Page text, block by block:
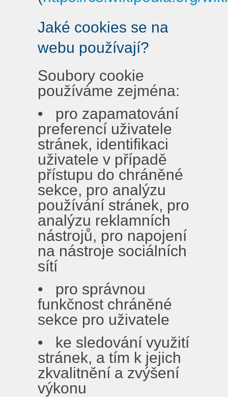
Jaké cookies se na
webu používají?
Soubory cookie
používáme zejména:
• pro zapamatování
preferencí uživatele
stránek, identifikaci
uživatele v případě
přístupu do chráněné
sekce, pro analýzu
používání stránek, pro
analýzu reklamních
nástrojů, pro napojení
na nástroje sociálních
sítí
• pro správnou
funkčnost chráněné
sekce pro uživatele
• ke sledování využití
stránek, a tím k jejich
zkvalitnění a zvýšení
výkonu